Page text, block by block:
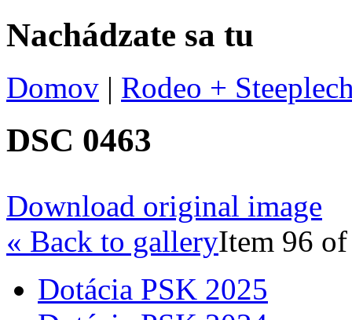
Nachádzate sa tu
Domov | Rodeo +
DSC 0463
Download original image
« Back to galleryItem 96
Dotácia PSK 2025